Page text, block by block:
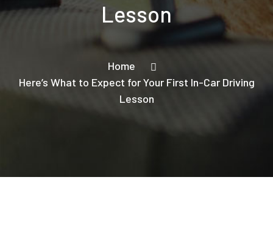
Lesson
Home
Here’s What to Expect for Your First In-Car Driving
Lesson